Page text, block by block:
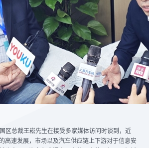
总裁王崧先生在接受多家媒体访问时谈到，近
高速发展，市场以及汽车供应链上下游对于信息安